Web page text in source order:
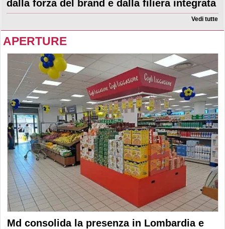
dalla forza del brand e dalla filiera integrata
Vedi tutte
APERTURE
Md consolida la presenza in Lombardia e